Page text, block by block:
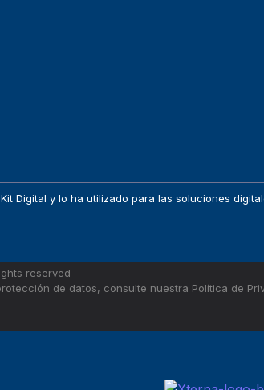
Digital y lo ha utilizado para las soluciones
reserved
de datos, consulte nuestra Política de